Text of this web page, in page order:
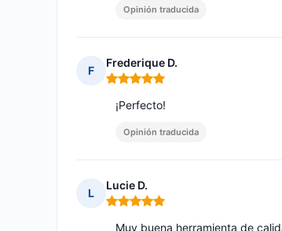
Opinión traducida
F
Frederique D.
Nota: 5 de 5
¡Perfecto!
Opinión traducida
L
Lucie D.
Nota: 5 de 5
Muy buena herramienta de